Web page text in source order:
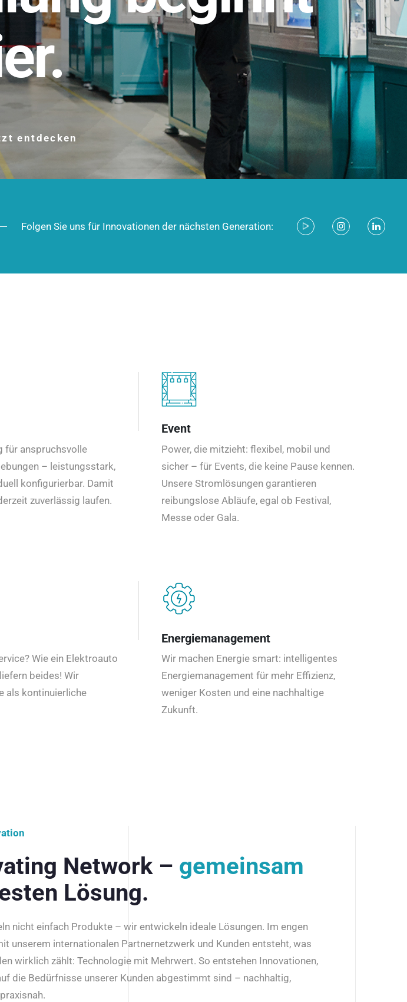
entdecken
Das innovative Stecksystem für industrielle Anwendungen –
robust, IP-geschützt und zukunftsfähig.
Jetzt entdecken
Folgen Sie uns für Innovationen der nächsten Generation:
für anspruchsvolle
– leistungsstark,
konfigurierbar. Damit
zuverlässig laufen.
Event
Power, die mitzieht: flexibel, mobil und
sicher – für Events, die keine Pause kennen.
Unsere Stromlösungen garantieren
reibungslose Abläufe, egal ob Festival,
Messe oder Gala.
Wie ein Elektroauto
beides! Wir
als kontinuierliche
Energiemanagement
Wir machen Energie smart: intelligentes
Energiemanagement für mehr Effizienz,
weniger Kosten und eine nachhaltige
Zukunft.
Network – gemeinsam
Lösung.
nicht einfach Produkte – wir entwickeln ideale Lösungen. Im engen
unserem internationalen Partnernetzwerk und Kunden entsteht, was
wirklich zählt: Technologie mit Mehrwert. So entstehen Innovationen,
die Bedürfnisse unserer Kunden abgestimmt sind – nachhaltig,